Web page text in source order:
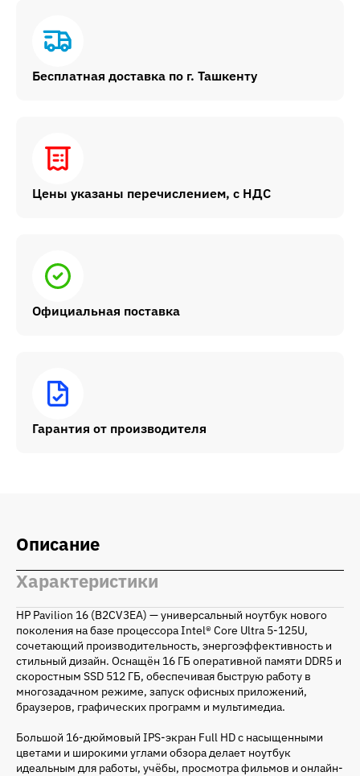
Бесплатная доставка по г. Ташкенту
Цены указаны перечислением, с НДС
Официальная поставка
Гарантия от производителя
Описание
Характеристики
HP Pavilion 16 (B2CV3EA) — универсальный ноутбук нового
поколения на базе процессора Intel® Core Ultra 5-125U,
сочетающий производительность, энергоэффективность и
стильный дизайн. Оснащён 16 ГБ оперативной памяти DDR5 и
скоростным SSD 512 ГБ, обеспечивая быструю работу в
многозадачном режиме, запуск офисных приложений,
браузеров, графических программ и мультимедиа.
Большой 16-дюймовый IPS-экран Full HD с насыщенными
цветами и широкими углами обзора делает ноутбук
идеальным для работы, учёбы, просмотра фильмов и онлайн-